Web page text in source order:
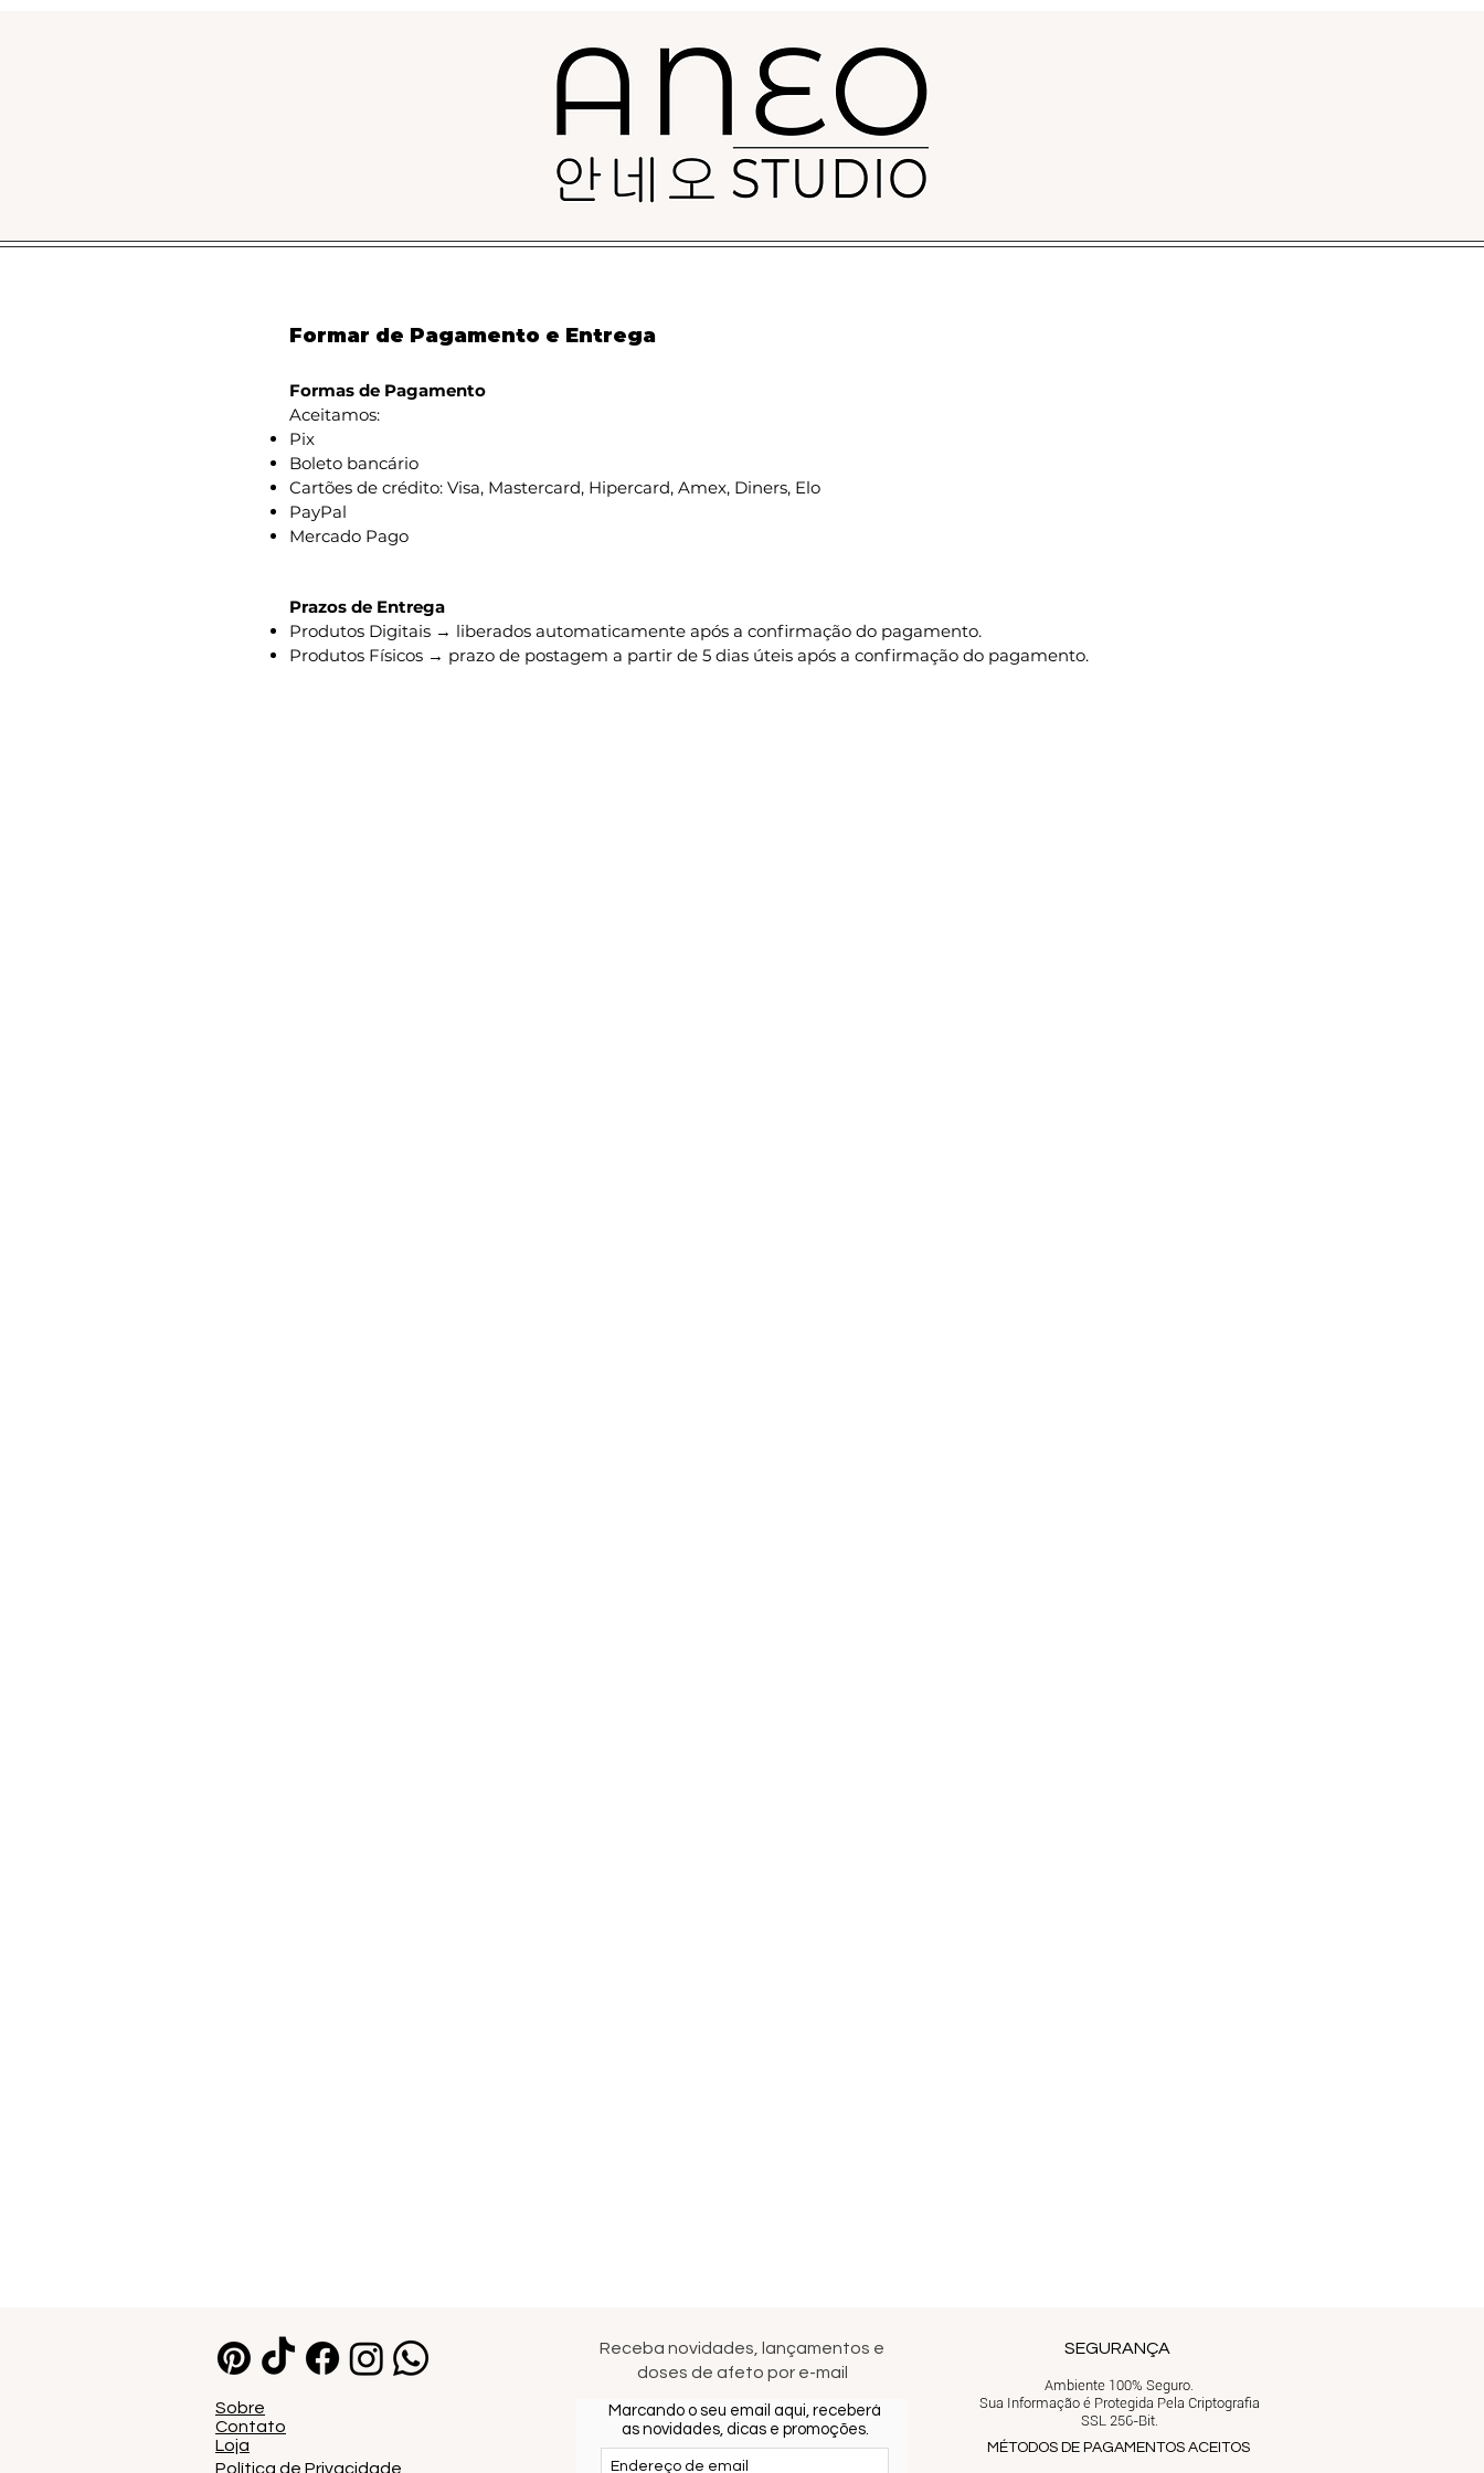
Formar de Pagamento e Entrega
Formas de Pagamento
Aceitamos:
Pix
Boleto bancário
Cartões de crédito: Visa, Mastercard, Hipercard, Amex, Diners, Elo
PayPal
Mercado Pago
Prazos de Entrega
Produtos Digitais → liberados automaticamente após a confirmação do pagamento.
Produtos Físicos → prazo de postagem a partir de 5 dias úteis após a confirmação do pagamento.
Sobre
Contato
Loja
Política de Privacidade
Receba novidades, lançamentos e
doses de afeto por e-mail
Marcando o seu email aqui, receberá
as novidades, dicas e promoções.
SEGURANÇA
Ambiente 100% Seguro.
Sua Informação é Protegida Pela Criptografia
SSL 256-Bit.
MÉTODOS DE PAGAMENTOS ACEITOS